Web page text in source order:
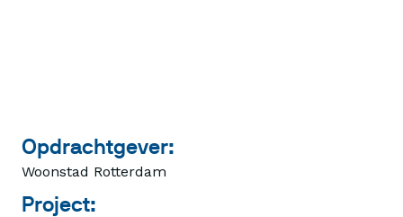
Opdrachtgever:
Woonstad Rotterdam
Project: